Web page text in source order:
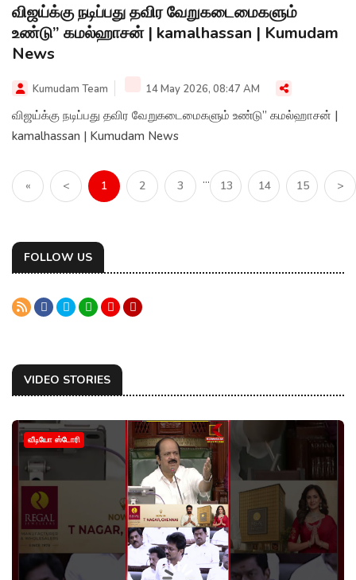
விஜய்க்கு நடிப்பது தவிர வேறுகடைமைகளும்
உண்டு” கமல்ஹாசன் | kamalhassan | Kumudam
News
Kumudam Team 14 May 2026, 08:47 AM
விஜய்க்கு நடிப்பது தவிர வேறுகடைமைகளும் உண்டு” கமல்ஹாசன் |
kamalhassan | Kumudam News
« < 1 2 3 ... 13 14 15 >
FOLLOW US
VIDEO STORIES
வீடியோ ஸ்டோரி